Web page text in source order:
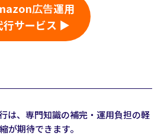
広告運用
行サービス ▶
は、専門知識の補完・運用負担の軽
が期待できます。